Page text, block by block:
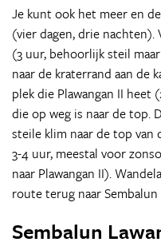
Je kunt ook het meer en
(vier dagen, drie nachten).
(3 uur, behoorlijk steil
naar de kraterrand aan de
plek die Plawangan II heet
die op weg is naar de top.
steile klim naar de top van
3-4 uur, meestal voor
naar Plawangan II).
route terug naar Sembalun
Sembalun